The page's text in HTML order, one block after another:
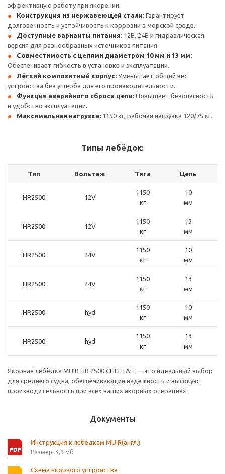
эффективную работу при якорении.
Конструкция из нержавеющей стали: Гарантирует
долговечность и устойчивость к коррозии в морской среде.
Доступные варианты питания: 12В, 24В и гидравлическая
версия для разнообразных источников питания.
Совместимость с цепями диаметром 10 мм и 13 мм:
Обеспечивает гибкость в установке и эксплуатации.
Лёгкий композитный корпус: Уменьшает общий вес
устройства без ущерба для его производительности.
Функция аварийного сброса цепи: Повышает безопасность
и удобство эксплуатации.
Максимальная нагрузка: 1150 кг, рабочая нагрузка 120/75 кг.
Типы лебёдок:
Тип Вольтаж Тяга Цепь
HR2500 12V
1150
кг
10
мм
HR2500 12V
1150
кг
13
мм
HR2500 24V
1150
кг
10
мм
HR2500 24V
1150
кг
13
мм
HR2500 hyd
1150
кг
10
мм
HR2500 hyd
1150
кг
13
мм
Якорная лебёдка MUIR HR 2500 CHEETAH — это идеальный выбор
для среднего судна, обеспечивающий надежность и высокую
производительность при всех ваших якорных операциях.
Документы
Инструкция к лебедкам MUIR(англ.)
Размер: 3,9 мб
Схема якорного устройства